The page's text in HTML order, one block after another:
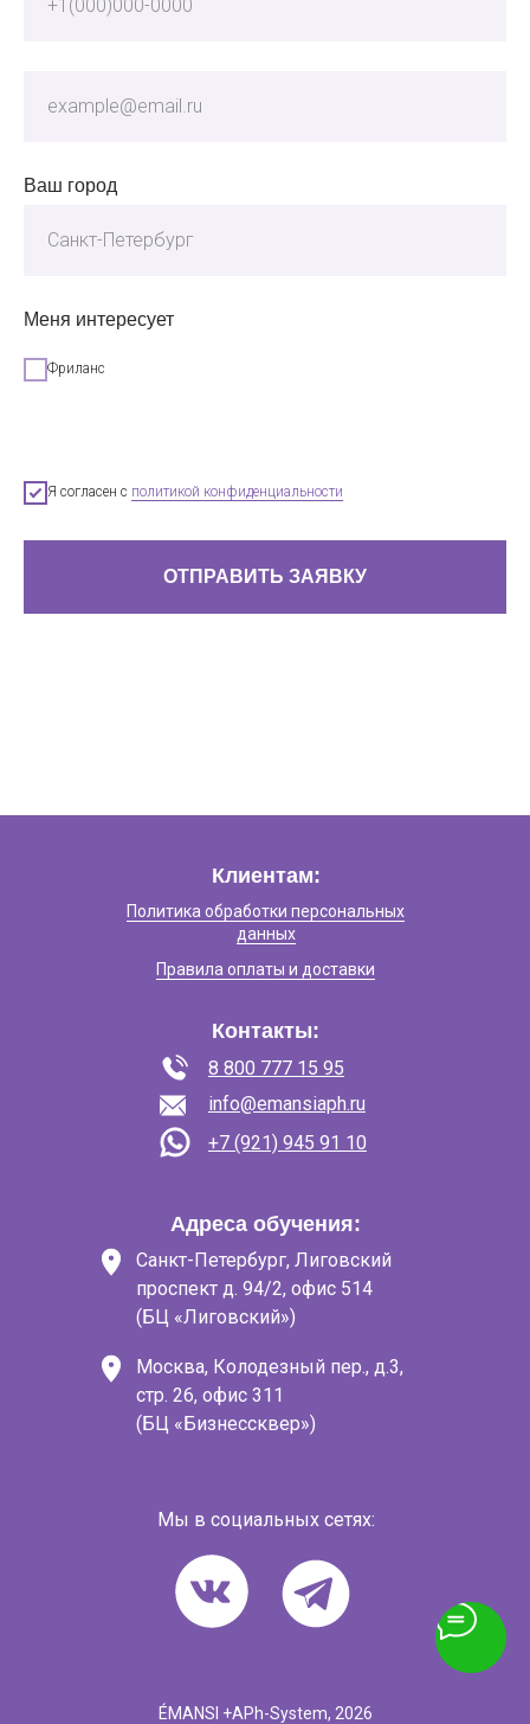
Ваш город
Меня интересует
Фриланс
Я согласен с политикой конфиденциальности
ОТПРАВИТЬ ЗАЯВКУ
Клиентам:
Политика обработки персональных
данных
Правила оплаты и доставки
Контакты:
8 800 777 15 95
info@emansiaph.ru
Адреса обучения:
+7 (921) 945 91 10
Санкт-Петербург, Лиговский
проспект д. 94/2, офис 514
(БЦ «Лиговский»)
Москва, Колодезный пер., д.3,
стр. 26, офис 311
(БЦ «Бизнессквер»)
ÉMANSI +APh-System, 2026
Мы в социальных сетях: